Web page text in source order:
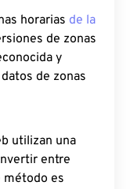
horarias de la
de zonas
y
de zonas
utilizan una
entre
método es